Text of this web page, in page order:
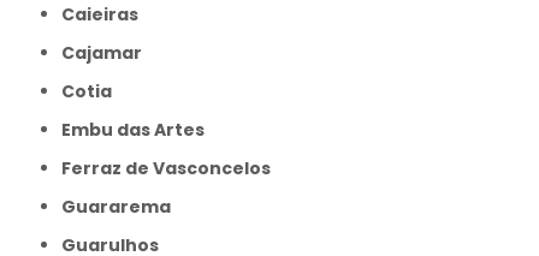
Caieiras
Cajamar
Cotia
Embu das Artes
Ferraz de Vasconcelos
Guararema
Guarulhos